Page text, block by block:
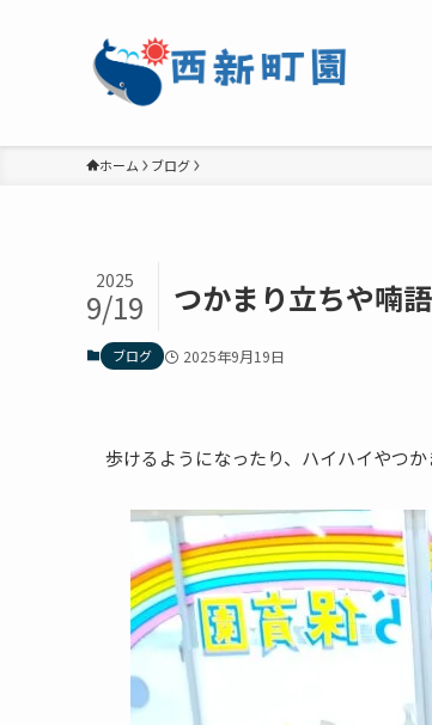
ホーム ブログ
つかまり立ちや喃
2025
9/19
ブログ 2025年9月19日
歩けるようになったり、ハイハイやつ